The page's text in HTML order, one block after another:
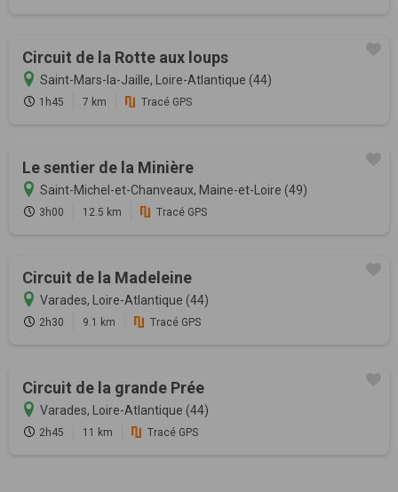
Circuit de la Rotte aux loups
Saint-Mars-la-Jaille, Loire-Atlantique (44)
1h45 7 km Tracé GPS
Le sentier de la Minière
Saint-Michel-et-Chanveaux, Maine-et-Loire (49)
3h00 12.5 km Tracé GPS
Circuit de la Madeleine
Varades, Loire-Atlantique (44)
2h30 9.1 km Tracé GPS
Circuit de la grande Prée
Varades, Loire-Atlantique (44)
2h45 11 km Tracé GPS